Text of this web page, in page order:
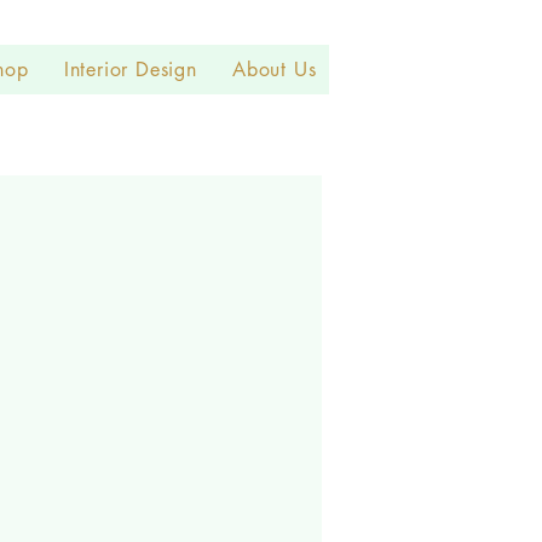
Interior Design About Us